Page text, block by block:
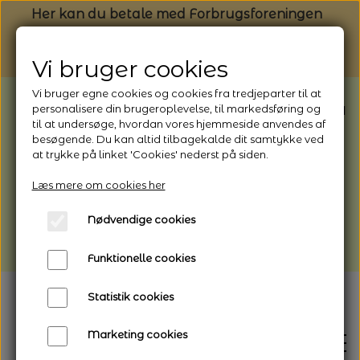
Her kan du betale med Forbrugsforeningen
BEMÆRK: Butikken har ferielukket* fra
1/8 - 9/8 - 2026
*Webshoppen er åben og sender hele
afhentning
Vi gør opmærksom på, at der kan være lidt
længere leveringstid
Vi bruger cookies
Vi bruger egne cookies og cookies fra tredjeparter til at
personalisere din brugeroplevelse, til markedsføring og
til at undersøge, hvordan vores hjemmeside anvendes af
besøgende. Du kan altid tilbagekalde dit samtykke ved
at trykke på linket 'Cookies' nederst på siden.
Læs mere om cookies her
Nødvendige cookies
Funktionelle cookies
Statistik cookies
Marketing cookies